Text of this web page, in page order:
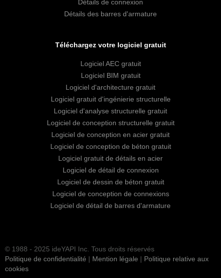
Détails de connexion
Détails des barres d'armature
Téléchargez votre logiciel gratuit
Logiciel AEC gratuit
Logiciel BIM gratuit
Logiciel d'architecture gratuit
Logiciel gratuit d'ingénierie structurelle
Logiciel d'analyse structurelle gratuit
Logiciel de conception structurelle gratuit
Logiciel de conception en acier gratuit
Logiciel de conception de béton gratuit
Logiciel gratuit de détails en acier
Logiciel de détail de connexion
Logiciel de dessin de béton gratuit
Logiciel de conception de connexions
Logiciel de détail de barres d'armature
© 1988 - 2025 ideYAPI Inc. Tous droits réservés
Politique de confidentialité | Mention légale | Politique relative aux
cookies